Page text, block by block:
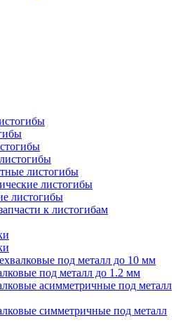
листогибы
листогибы
листогибы
к листогибам
под металл до 10 мм
под металл до 1.2 мм
асимметричные под металл
симметричные под металл